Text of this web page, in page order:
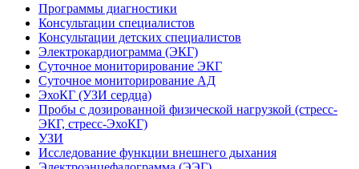
Программы диагностики
Консультации специалистов
Консультации детских специалистов
Электрокардиограмма (ЭКГ)
Суточное мониторирование ЭКГ
Суточное мониторирование АД
ЭхоКГ (УЗИ сердца)
Пробы с дозированной физической нагрузкой (стресс-
ЭКГ, стресс-ЭхоКГ)
УЗИ
Исследование функции внешнего дыхания